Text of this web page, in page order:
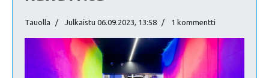
Tauolla Julkaistu 06.09.2023, 13:58 1 kommentti